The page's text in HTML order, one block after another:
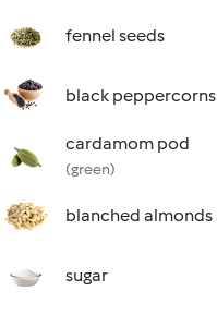
fennel seeds
black peppercorns
cardamom pod
(green)
blanched almonds
sugar